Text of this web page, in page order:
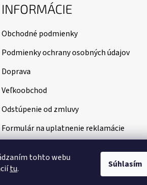
tohto webu
tu. Súhlasím
INFORMÁCIE
Obchodné podmienky
Podmienky ochrany osobných údajov
Doprava
Veľkoobchod
Odstúpenie od zmluvy
Formulár na uplatnenie reklamácie